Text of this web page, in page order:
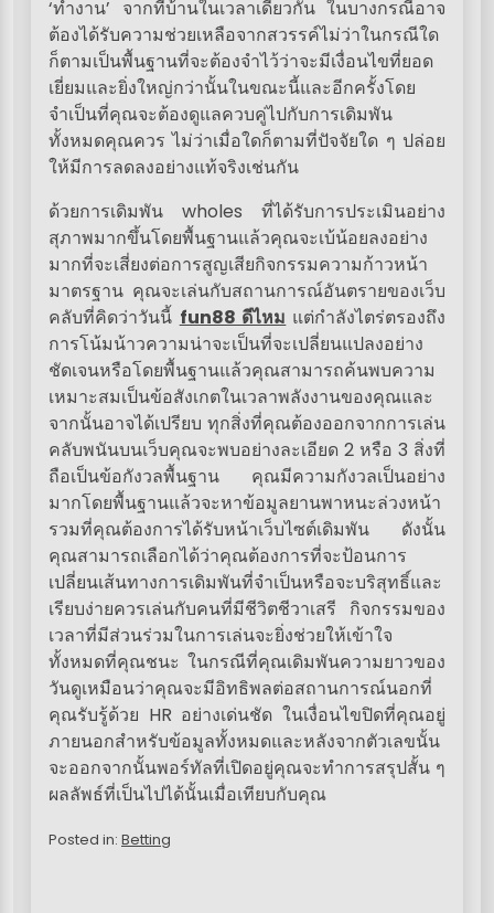
‘ทำงาน’ จากที่บ้านในเวลาเดียวกัน ในบางกรณีอาจ
ต้องได้รับความช่วยเหลือจากสวรรค์ไม่ว่าในกรณีใด
ก็ตามเป็นพื้นฐานที่จะต้องจำไว้ว่าจะมีเงื่อนไขที่ยอด
เยี่ยมและยิ่งใหญ่กว่านั้นในขณะนี้และอีกครั้งโดย
จำเป็นที่คุณจะต้องดูแลควบคู่ไปกับการเดิมพัน
ทั้งหมดคุณควร ไม่ว่าเมื่อใดก็ตามที่ปัจจัยใด ๆ ปล่อย
ให้มีการลดลงอย่างแท้จริงเช่นกัน
ด้วยการเดิมพัน wholes ที่ได้รับการประเมินอย่าง
สุภาพมากขึ้นโดยพื้นฐานแล้วคุณจะเบ้น้อยลงอย่าง
มากที่จะเสี่ยงต่อการสูญเสียกิจกรรมความก้าวหน้า
มาตรฐาน คุณจะเล่นกับสถานการณ์อันตรายของเว็บ
คลับที่คิดว่าวันนี้ fun88 ดีไหม แต่กำลังไตร่ตรองถึง
การโน้มน้าวความน่าจะเป็นที่จะเปลี่ยนแปลงอย่าง
ชัดเจนหรือโดยพื้นฐานแล้วคุณสามารถค้นพบความ
เหมาะสมเป็นข้อสังเกตในเวลาพลังงานของคุณและ
จากนั้นอาจได้เปรียบ ทุกสิ่งที่คุณต้องออกจากการเล่น
คลับพนันบนเว็บคุณจะพบอย่างละเอียด 2 หรือ 3 สิ่งที่
ถือเป็นข้อกังวลพื้นฐาน คุณมีความกังวลเป็นอย่าง
มากโดยพื้นฐานแล้วจะหาข้อมูลยานพาหนะล่วงหน้า
รวมที่คุณต้องการได้รับหน้าเว็บไซต์เดิมพัน ดังนั้น
คุณสามารถเลือกได้ว่าคุณต้องการที่จะป้อนการ
เปลี่ยนเส้นทางการเดิมพันที่จำเป็นหรือจะบริสุทธิ์และ
เรียบง่ายควรเล่นกับคนที่มีชีวิตชีวาเสรี กิจกรรมของ
เวลาที่มีส่วนร่วมในการเล่นจะยิ่งช่วยให้เข้าใจ
ทั้งหมดที่คุณชนะ ในกรณีที่คุณเดิมพันความยาวของ
วันดูเหมือนว่าคุณจะมีอิทธิพลต่อสถานการณ์นอกที่
คุณรับรู้ด้วย HR อย่างเด่นชัด ในเงื่อนไขปิดที่คุณอยู่
ภายนอกสำหรับข้อมูลทั้งหมดและหลังจากตัวเลขนั้น
จะออกจากนั้นพอร์ทัลที่เปิดอยู่คุณจะทำการสรุปสั้น ๆ
ผลลัพธ์ที่เป็นไปได้นั้นเมื่อเทียบกับคุณ
Posted in: Betting